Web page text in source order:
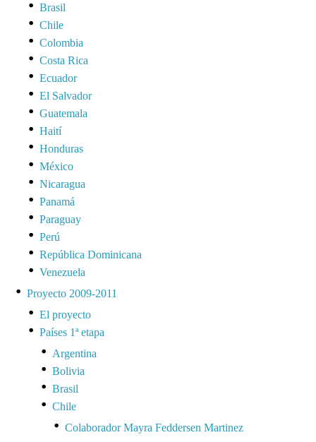
Brasil
Chile
Colombia
Costa Rica
Ecuador
El Salvador
Guatemala
Haití
Honduras
México
Nicaragua
Panamá
Paraguay
Perú
República Dominicana
Venezuela
Proyecto 2009-2011
El proyecto
Países 1ª etapa
Argentina
Bolivia
Brasil
Chile
Colaborador Mayra Feddersen Martinez